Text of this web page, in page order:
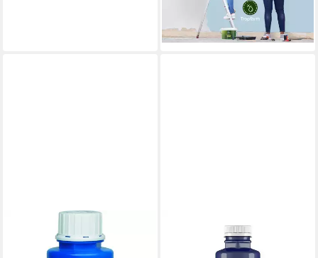
lieferbar - in 2-3 Werktagen bei dir
+5
Vollton- und Abtönfarbe